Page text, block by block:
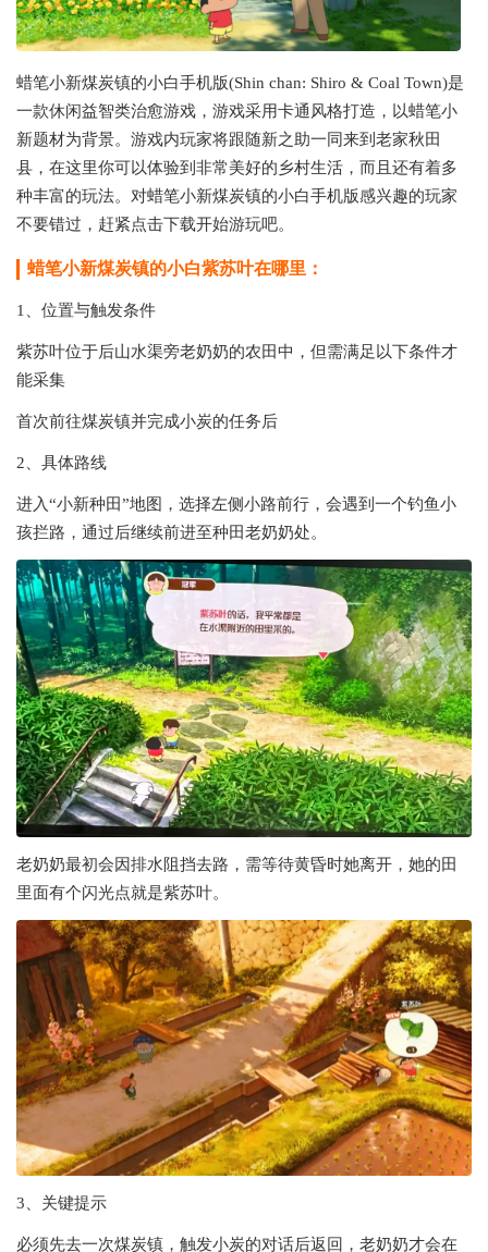
蜡笔小新煤炭镇的小白手机版(Shin chan: Shiro & Coal Town)是
一款休闲益智类治愈游戏，游戏采用卡通风格打造，以蜡笔小
新题材为背景。游戏内玩家将跟随新之助一同来到老家秋田
县，在这里你可以体验到非常美好的乡村生活，而且还有着多
种丰富的玩法。对蜡笔小新煤炭镇的小白手机版感兴趣的玩家
不要错过，赶紧点击下载开始游玩吧。
蜡笔小新煤炭镇的小白紫苏叶在哪里：
1‌、位置与触发条件‌
紫苏叶位于‌后山水渠旁老奶奶的农田‌中，但需满足以下条件才
能采集
首次前往煤炭镇并完成小炭的任务后
‌2、具体路线‌
进入“小新种田”地图，选择左侧小路前行，会遇到一个钓鱼小
孩拦路，通过后继续前进至种田老奶奶处。
老奶奶最初会因排水阻挡去路，需等待黄昏时她离开，她的田
里面有个闪光点就是紫苏叶。
‌3、关键提示‌
必须‌先去一次煤炭镇‌，触发小炭的对话后返回，老奶奶才会在